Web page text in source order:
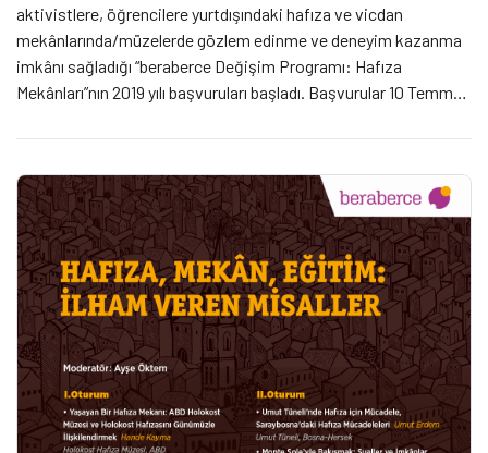
aktivistlere, öğrencilere yurtdışındaki hafıza ve vicdan
mekânlarında/müzelerde gözlem edinme ve deneyim kazanma
imkânı sağladığı “beraberce Değişim Programı: Hafıza
Mekânları”nın 2019 yılı başvuruları başladı. Başvurular 10 Temmuz